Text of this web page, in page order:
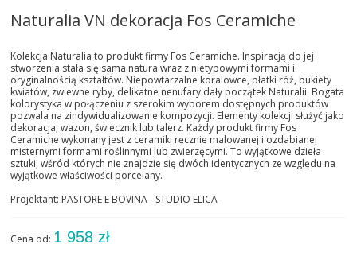
Naturalia VN dekoracja Fos Ceramiche
Kolekcja Naturalia to produkt firmy Fos Ceramiche. Inspiracją do jej
stworzenia stała się sama natura wraz z nietypowymi formami i
oryginalnością kształtów. Niepowtarzalne koralowce, płatki róż, bukiety
kwiatów, zwiewne ryby, delikatne nenufary dały początek Naturalii. Bogata
kolorystyka w połączeniu z szerokim wyborem dostępnych produktów
pozwala na zindywidualizowanie kompozycji. Elementy kolekcji służyć jako
dekoracja, wazon, świecznik lub talerz. Każdy produkt firmy Fos
Ceramiche wykonany jest z ceramiki ręcznie malowanej i ozdabianej
misternymi formami roślinnymi lub zwierzęcymi. To wyjątkowe dzieła
sztuki, wśród których nie znajdzie się dwóch identycznych ze względu na
wyjątkowe właściwości porcelany.
Projektant: PASTORE E BOVINA - STUDIO ELICA
Cena od: 1 958 zł